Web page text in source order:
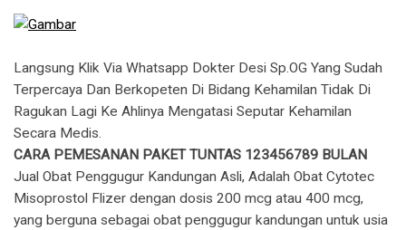
Langsung Klik Via Whatsapp Dokter Desi Sp.OG Yang Sudah
Terpercaya Dan Berkopeten Di Bidang Kehamilan Tidak Di
Ragukan Lagi Ke Ahlinya Mengatasi Seputar Kehamilan
Secara Medis.
CARA PEMESANAN PAKET TUNTAS 123456789 BULAN
Jual Obat Penggugur Kandungan Asli, Adalah Obat Cytotec
Misoprostol Flizer dengan dosis 200 mcg atau 400 mcg,
yang berguna sebagai obat penggugur kandungan untuk usia